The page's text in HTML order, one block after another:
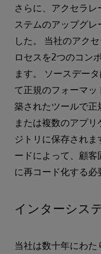
さらに、アクセラ
ステムのアップグレ
した。 当社のアク
ロセスを2つのコン
ます。 ソースデー
て正規のフォーマ
築されたツールで
または複数のアプ
ジトリに保存され
ードによって、顧
に再コード化する必
インターシス
当社は数十年にわ